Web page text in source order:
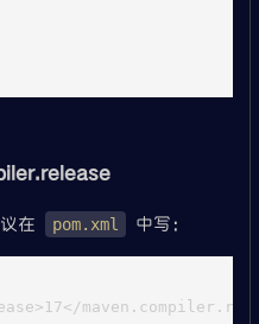
在 pom.xml 中写：